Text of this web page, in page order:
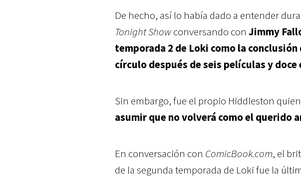
De hecho, así lo había dado a entender
Tonight Showconversando con Jimmy
temporada 2 de Loki como la
círculo después de seis películas y
Sin embargo, fue el propio Hiddleston
asumir que no volverá como el querido
En conversación con ComicBook.com, el
de la segunda temporada de Loki fue la